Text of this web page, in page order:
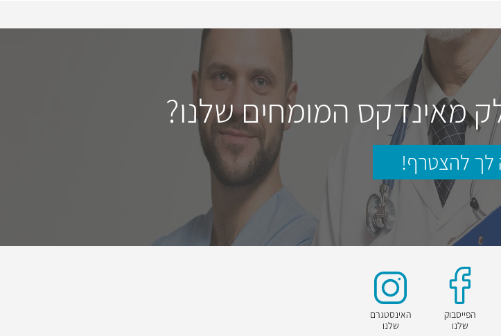
מאינדקס המומחים שלנו?
לך להצטרף!
הפייסבוק
שלנו
האינסטגרם
שלנו